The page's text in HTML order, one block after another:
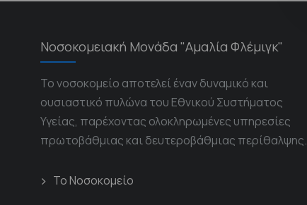
Νοσοκομειακή Μονάδα "Αμαλία Φλέμιγκ"
Το νοσοκομείο αποτελεί έναν δυναμικό και
ουσιαστικό πυλώνα του Εθνικού Συστήματος
Υγείας, παρέχοντας ολοκληρωμένες υπηρεσίες
πρωτοβάθμιας και δευτεροβάθμιας περίθαλψης.
Το Νοσοκομείο